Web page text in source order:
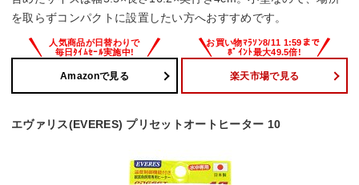
を取らずコンパクトに設置したい方へおすすめです。
Amazonで見る 楽天市場で見る
エヴァリス(EVERES) プリセットオートヒーター 10